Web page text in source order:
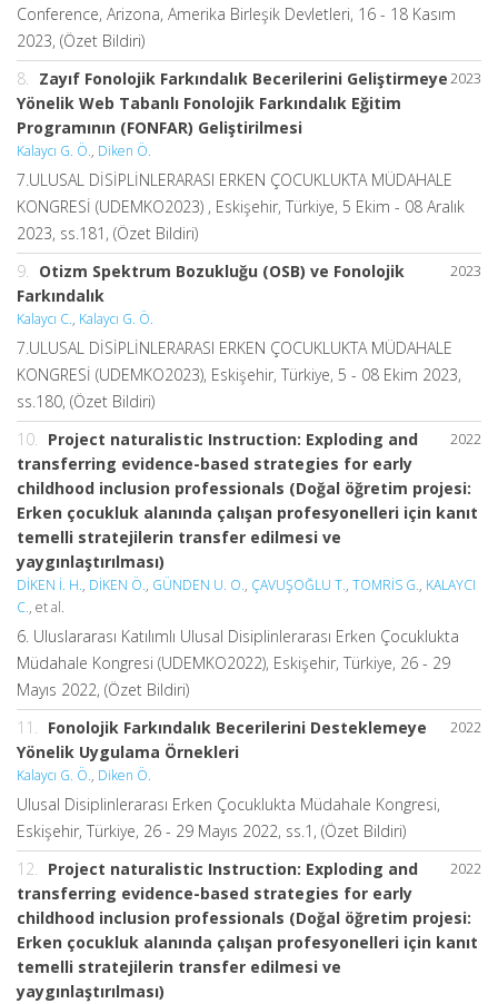
Conference, Arizona, Amerika Birleşik Devletleri, 16 - 18 Kasım
2023, (Özet Bildiri)
2023
8. Zayıf Fonolojik Farkındalık Becerilerini Geliştirmeye
Yönelik Web Tabanlı Fonolojik Farkındalık Eğitim
Programının (FONFAR) Geliştirilmesi
Kalaycı G. Ö., Diken Ö.
7.ULUSAL DİSİPLİNLERARASI ERKEN ÇOCUKLUKTA MÜDAHALE
KONGRESİ (UDEMKO2023) , Eskişehir, Türkiye, 5 Ekim - 08 Aralık
2023, ss.181, (Özet Bildiri)
2023
9. Otizm Spektrum Bozukluğu (OSB) ve Fonolojik
Farkındalık
Kalaycı C., Kalaycı G. Ö.
7.ULUSAL DİSİPLİNLERARASI ERKEN ÇOCUKLUKTA MÜDAHALE
KONGRESİ (UDEMKO2023), Eskişehir, Türkiye, 5 - 08 Ekim 2023,
ss.180, (Özet Bildiri)
2022
10. Project naturalistic Instruction: Exploding and
transferring evidence-based strategies for early
childhood inclusion professionals (Doğal öğretim projesi:
Erken çocukluk alanında çalışan profesyonelleri için kanıt
temelli stratejilerin transfer edilmesi ve
yaygınlaştırılması)
DİKEN İ. H., DİKEN Ö., GÜNDEN U. O., ÇAVUŞOĞLU T., TOMRİS G., KALAYCI
C., et al.
6. Uluslararası Katılımlı Ulusal Disiplinlerarası Erken Çocuklukta
Müdahale Kongresi (UDEMKO2022), Eskişehir, Türkiye, 26 - 29
Mayıs 2022, (Özet Bildiri)
2022
11. Fonolojik Farkındalık Becerilerini Desteklemeye
Yönelik Uygulama Örnekleri
Kalaycı G. Ö., Diken Ö.
Ulusal Disiplinlerarası Erken Çocuklukta Müdahale Kongresi,
Eskişehir, Türkiye, 26 - 29 Mayıs 2022, ss.1, (Özet Bildiri)
2022
12. Project naturalistic Instruction: Exploding and
transferring evidence-based strategies for early
childhood inclusion professionals (Doğal öğretim projesi:
Erken çocukluk alanında çalışan profesyonelleri için kanıt
temelli stratejilerin transfer edilmesi ve
yaygınlaştırılması)